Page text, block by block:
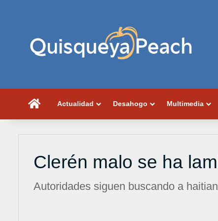
PortadaActualidad Desahogo Multimedia
Clerén malo se ha
Autoridades siguen buscando a